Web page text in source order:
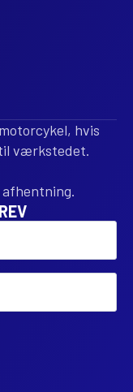
hvis
værkstedet.